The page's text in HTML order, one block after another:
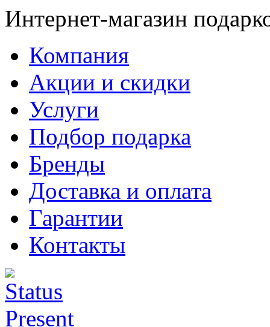
Интернет-магазин
Компания
Акции и скидки
Услуги
Подбор подарка
Бренды
Доставка и оплата
Гарантии
Контакты